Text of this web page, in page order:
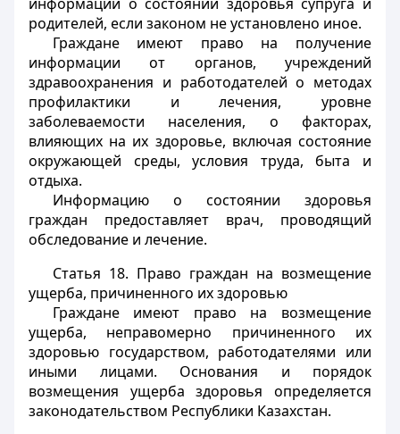
родителей, если законом не установлено иное.
Граждане имеют право на получение
информации от органов, учреждений
здравоохранения и работодателей о методах
профилактики и лечения, уровне
заболеваемости населения, о факторах,
влияющих на их здоровье, включая состояние
окружающей среды, условия труда, быта и
отдыха.
Информацию о состоянии здоровья
граждан предоставляет врач, проводящий
обследование и лечение.
Статья 18. Право граждан на возмещение
ущерба, причиненного их здоровью
Граждане имеют право на возмещение
ущерба, неправомерно причиненного их
здоровью государством, работодателями или
иными лицами. Основания и порядок
возмещения ущерба здоровья определяется
законодательством Республики Казахстан.